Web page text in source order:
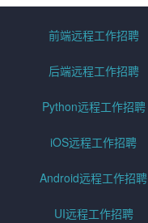
前端远程工作招聘
后端远程工作招聘
Python远程工作招聘
iOS远程工作招聘
Android远程工作招聘
UI远程工作招聘